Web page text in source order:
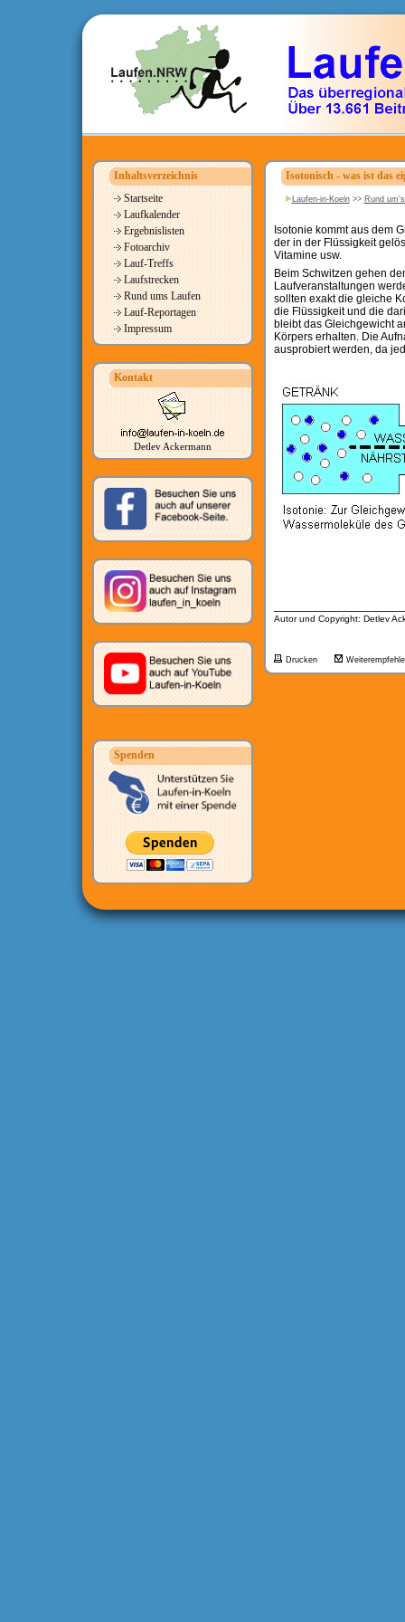
Inhaltsverzeichnis
Startseite
Laufkalender
Ergebnislisten
Fotoarchiv
Lauf-Treffs
Laufstrecken
Rund ums Laufen
Lauf-Reportagen
Impressum
Kontakt
Detlev Ackermann
Spenden
Isotonisch - was ist das
Laufen-in-Koeln>> Rund
Isotonie kommt aus dem
der in der Flüssigkeit
Vitamine usw.
Beim Schwitzen gehen
Laufveranstaltungen
sollten exakt die gleiche
die Flüssigkeit und die
bleibt das Gleichgewicht
Körpers erhalten. Die
ausprobiert werden, da
Autor und Copyright: Detlev
Drucken